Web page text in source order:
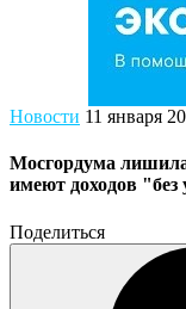
Новости 11 января
Мосгордума
имеют доходов
Поделиться